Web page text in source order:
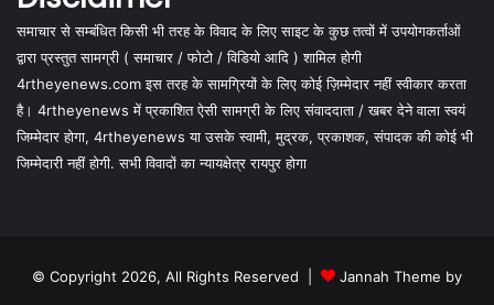
समाचार से सम्बंधित किसी भी तरह के विवाद के लिए साइट के कुछ तत्वों में उपयोगकर्ताओं
द्वारा प्रस्तुत सामग्री ( समाचार / फोटो / विडियो आदि ) शामिल होगी
4rtheyenews.com इस तरह के सामग्रियों के लिए कोई ज़िम्मेदार नहीं स्वीकार करता
है। 4rtheyenews में प्रकाशित ऐसी सामग्री के लिए संवाददाता / खबर देने वाला स्वयं
जिम्मेदार होगा, 4rtheyenews या उसके स्वामी, मुद्रक, प्रकाशक, संपादक की कोई भी
जिम्मेदारी नहीं होगी. सभी विवादों का न्यायक्षेत्र रायपुर होगा
© Copyright 2026, All Rights Reserved |
Jannah Theme by